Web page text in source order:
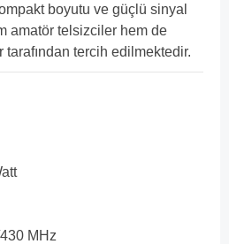
boyutu ve güçlü sinyal
amatör telsizciler hem de
tarafından tercih edilmektedir.
MHz